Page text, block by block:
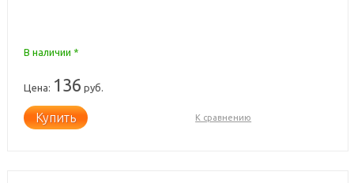
В наличии *
Цена: 136 руб.
Купить К сравнению